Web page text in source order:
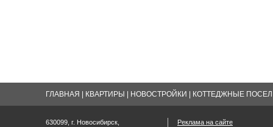
ГЛАВНАЯ КВАРТИРЫ НОВОСТРОЙКИ КОТТЕДЖНЫЕ
630099, г. Новосибирск,
Реклама на сайте